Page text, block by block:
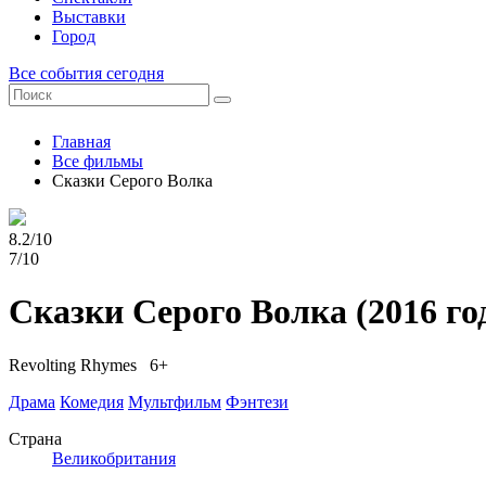
Выставки
Город
Все события сегодня
Главная
Все фильмы
Сказки Серого Волка
8.2/10
7/10
Сказки Серого Волка (2016
Revolting Rhymes 6+
Драма Комедия Мультфильм Фэнтези
Страна
Великобритания